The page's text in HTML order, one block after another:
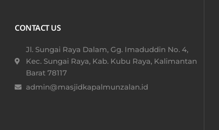
CONTACT US
Jl. Sungai Raya Dalam, Gg. Imaduddin No. 4,
Kec. Sungai Raya, Kab. Kubu Raya, Kalimantan
Barat 78117​
admin@masjidkapalmunzalan.id